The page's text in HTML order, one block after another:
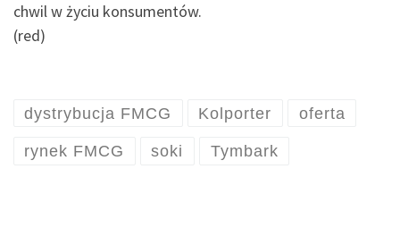
chwil w życiu konsumentów.
(red)
dystrybucja FMCG Kolporter oferta
rynek FMCG soki Tymbark